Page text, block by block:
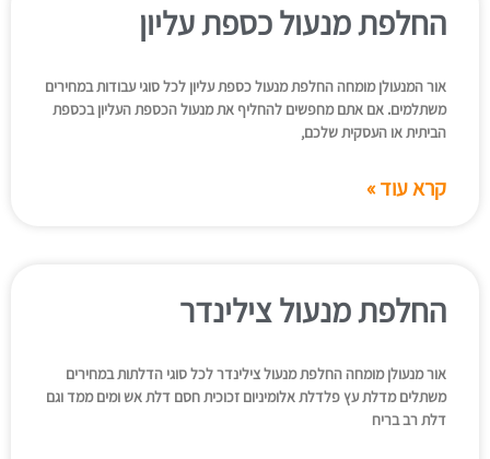
החלפת מנעול כספת עליון
אור המנעולן מומחה החלפת מנעול כספת עליון לכל סוגי עבודות במחירים
משתלמים. אם אתם מחפשים להחליף את מנעול הכספת העליון בכספת
הביתית או העסקית שלכם,
קרא עוד »
החלפת מנעול צילינדר
אור מנעולן מומחה החלפת מנעול צילינדר לכל סוגי הדלתות במחירים
משתלים מדלת עץ פלדלת אלומיניום זכוכית חסם דלת אש ומים ממד וגם
דלת רב בריח